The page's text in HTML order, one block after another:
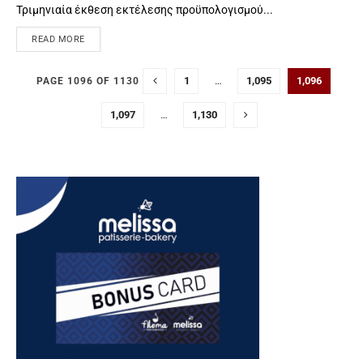
Τριμηνιαία έκθεση εκτέλεσης προϋπολογισμού...
READ MORE
PAGE 1096 OF 1130 1 … 1,095 1,096
1,097 … 1,130